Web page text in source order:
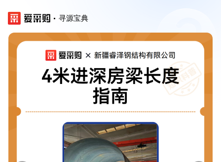
寻源宝典